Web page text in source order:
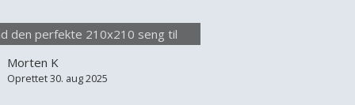
at sove uden at forstyrre hinanden,
dem der blot værdsætter
i deres soveplads. Når man
at købe en 210x210 s...
den perfekte 210x210 seng til
Morten K
Oprettet 30. aug 2025